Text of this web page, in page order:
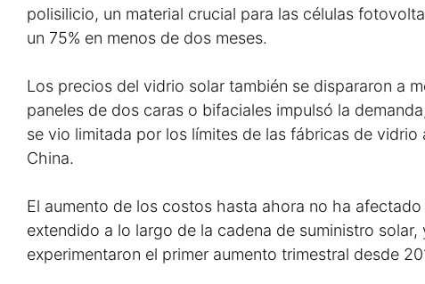
polisilicio, un material crucial para las células
un 75% en menos de dos meses.
Los precios del vidrio solar también se dispararon a
paneles de dos caras o bifaciales impulsó la
se vio limitada por los límites de las fábricas de vidrio
China.
El aumento de los costos hasta ahora no ha
extendido a lo largo de la cadena de suministro
experimentaron el primer aumento trimestral desde